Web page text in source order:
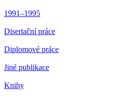
1991–1995
Disertační práce
Diplomové práce
Jiné publikace
Knihy